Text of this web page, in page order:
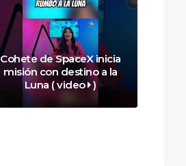
Cohete de SpaceX inicia
misión con destino a la
Luna ( video )